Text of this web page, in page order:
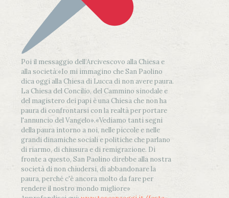
Poi il messaggio dell’Arcivescovo alla Chiesa e
alla società:«Io mi immagino che San Paolino
dica oggi alla Chiesa di Lucca di non avere paura.
La Chiesa del Concilio, del Cammino sinodale e
del magistero dei papi è una Chiesa che non ha
paura di confrontarsi con la realtà per portare
l'annuncio del Vangelo».«Vediamo tanti segni
della paura intorno a noi, nelle piccole e nelle
grandi dinamiche sociali e politiche che parlano
di riarmo, di chiusura e di remigrazione. Di
fronte a questo, San Paolino direbbe alla nostra
società di non chiudersi, di abbandonare la
paura, perché c'è ancora molto da fare per
rendere il nostro mondo migliore»